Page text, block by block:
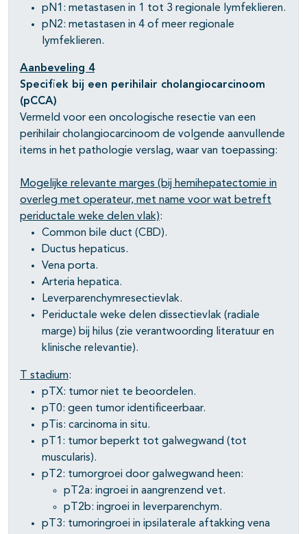
pN1: metastasen in 1 tot 3 regionale lymfeklieren.
pN2: metastasen in 4 of meer regionale
lymfeklieren.
Aanbeveling 4
Specifiek bij een perihilair cholangiocarcinoom
(pCCA)
Vermeld voor een oncologische resectie van een
perihilair cholangiocarcinoom de volgende aanvullende
items in het pathologie verslag, waar van toepassing:
Mogelijke relevante marges (bij hemihepatectomie in
overleg met operateur, met name voor wat betreft
periductale weke delen vlak):
Common bile duct (CBD).
Ductus hepaticus.
Vena porta.
Arteria hepatica.
Leverparenchymresectievlak.
Periductale weke delen dissectievlak (radiale
marge) bij hilus (zie verantwoording literatuur en
klinische relevantie).
T stadium:
pTX: tumor niet te beoordelen.
pT0: geen tumor identificeerbaar.
pTis: carcinoma in situ.
pT1: tumor beperkt tot galwegwand (tot
muscularis).
pT2: tumorgroei door galwegwand heen:
pT2a: ingroei in aangrenzend vet.
pT2b: ingroei in leverparenchym.
pT3: tumoringroei in ipsilaterale aftakking vena